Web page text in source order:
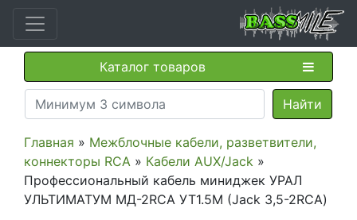
Каталог товаров
Главная » Межблочные кабели, разветвители,
коннекторы RCA » Кабели AUX/Jack »
Профессиональный кабель миниджек УРАЛ
УЛЬТИМАТУМ МД-2RCA УТ1.5М (Jack 3,5-2RCA)